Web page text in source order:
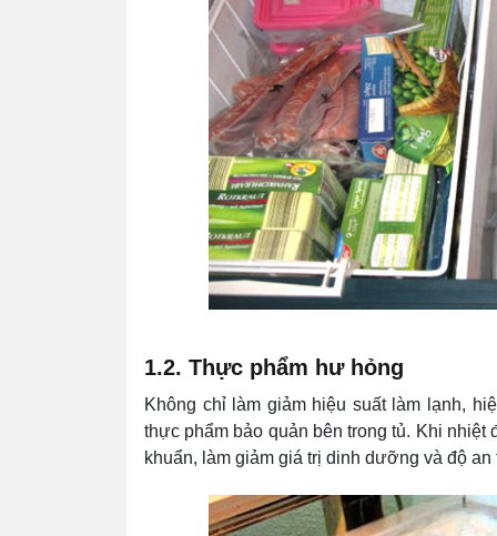
1.2. Thực phẩm hư hỏng
Không chỉ làm giảm hiệu suất làm lạnh,
thực phẩm bảo quản bên trong tủ. Khi nhiệt
khuẩn, làm giảm giá trị dinh dưỡng và độ